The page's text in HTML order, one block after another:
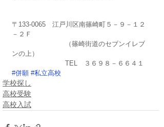
〒133-0065　江戸川区南篠崎町５－９－１２
－２Ｆ
（篠崎街道のセブンイレブ
ンの上）
TEL　３６９８－６６４１
#併願 #私立高校
学校探し
高校受験
高校入試